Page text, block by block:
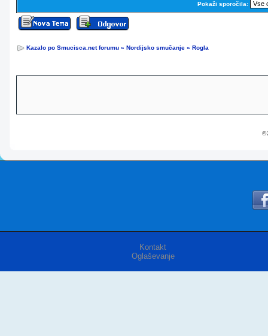
Pokaži sporočila:
Kazalo po Smucisca.net forumu » Nordijsko smučanje » Rogla
©
Kontakt
Oglaševanje